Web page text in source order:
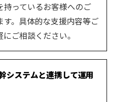
っているお客様へのご
。具体的な支援内容等ご
ご相談ください。
システムと連携して運用